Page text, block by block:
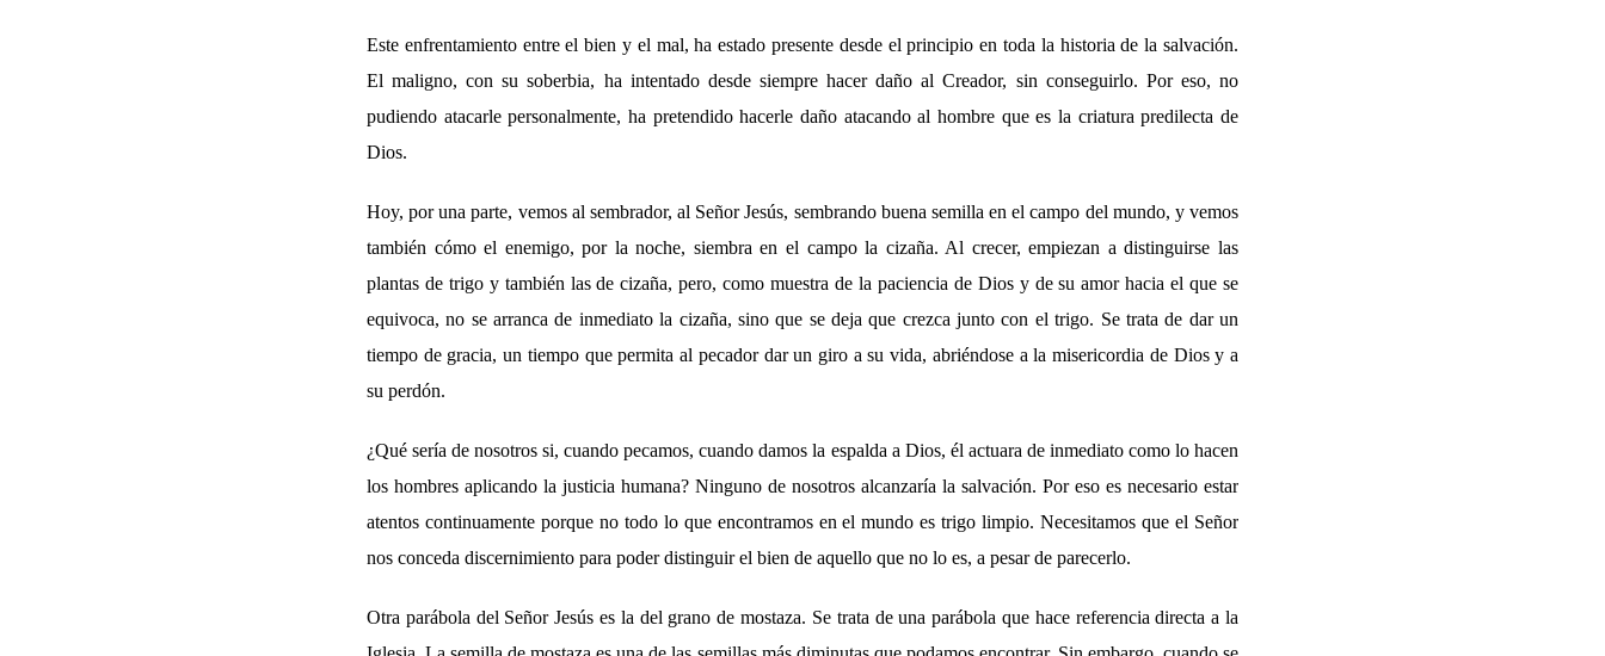
Este enfrentamiento entre el bien y el mal, ha estado presente desde el principio en toda la historia de la salvación.
El maligno, con su soberbia, ha intentado desde siempre hacer daño al Creador, sin conseguirlo. Por eso, no
pudiendo atacarle personalmente, ha pretendido hacerle daño atacando al hombre que es la criatura predilecta de
Dios.
Hoy, por una parte, vemos al sembrador, al Señor Jesús, sembrando buena semilla en el campo del mundo, y vemos
también cómo el enemigo, por la noche, siembra en el campo la cizaña. Al crecer, empiezan a distinguirse las
plantas de trigo y también las de cizaña, pero, como muestra de la paciencia de Dios y de su amor hacia el que se
equivoca, no se arranca de inmediato la cizaña, sino que se deja que crezca junto con el trigo. Se trata de dar un
tiempo de gracia, un tiempo que permita al pecador dar un giro a su vida, abriéndose a la misericordia de Dios y a
su perdón.
¿Qué sería de nosotros si, cuando pecamos, cuando damos la espalda a Dios, él actuara de inmediato como lo hacen
los hombres aplicando la justicia humana? Ninguno de nosotros alcanzaría la salvación. Por eso es necesario estar
atentos continuamente porque no todo lo que encontramos en el mundo es trigo limpio. Necesitamos que el Señor
nos conceda discernimiento para poder distinguir el bien de aquello que no lo es, a pesar de parecerlo.
Otra parábola del Señor Jesús es la del grano de mostaza. Se trata de una parábola que hace referencia directa a la